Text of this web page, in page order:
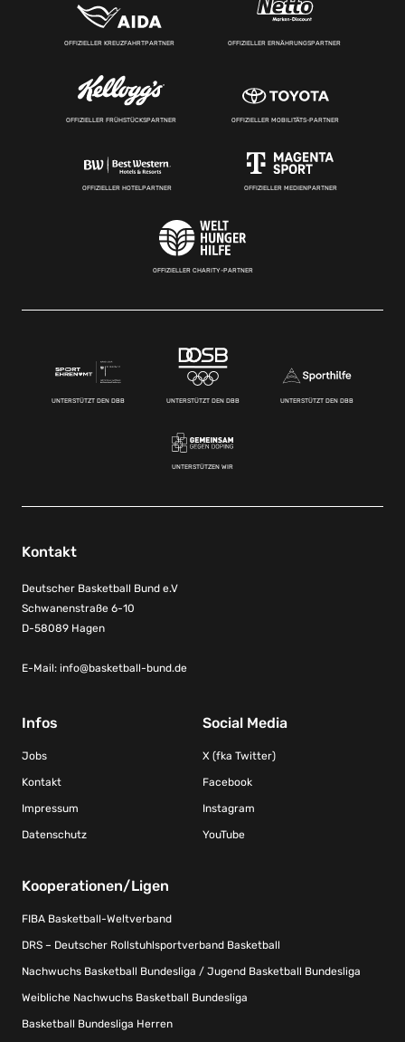
OFFIZIELLER KREUZFAHRTPARTNER OFFIZIELLER ERNÄHRUNGSPARTNER
OFFIZIELLER FRÜHSTÜCKSPARTNER OFFIZIELLER MOBILITÄTS-PARTNER
OFFIZIELLER HOTELPARTNER OFFIZIELLER MEDIENPARTNER
OFFIZIELLER CHARITY-PARTNER
UNTERSTÜTZT DEN DBB UNTERSTÜTZT DEN DBB UNTERSTÜTZT DEN DBB
UNTERSTÜTZEN WIR
Kontakt
Deutscher Basketball Bund e.V
Schwanenstraße 6-10
D-58089 Hagen
E-Mail: info@basketball-bund.de
Infos
Jobs
Kontakt
Impressum
Datenschutz
Social Media
X (fka Twitter)
Facebook
Instagram
YouTube
Kooperationen/Ligen
FIBA Basketball-Weltverband
DRS – Deutscher Rollstuhlsportverband Basketball
Nachwuchs Basketball Bundesliga / Jugend Basketball Bundesliga
Weibliche Nachwuchs Basketball Bundesliga
Basketball Bundesliga Herren